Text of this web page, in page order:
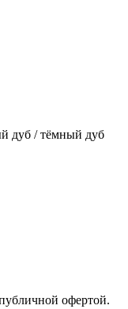
дуб / тёмный дуб
офертой.